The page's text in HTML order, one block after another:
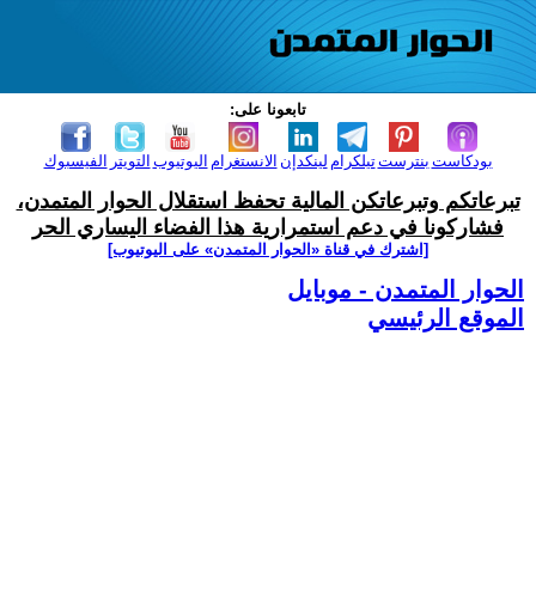
تابعونا على:
الفيسبوك التويتر اليوتيوب الانستغرام لينكدإن تيلكرامبنترست بودكاست
تبرعاتكم وتبرعاتكن المالية تحفظ استقلال الحوار المتمدن،
فشاركونا في دعم استمرارية هذا الفضاء اليساري الحر
[اشترك في قناة ‫«الحوار المتمدن» على اليوتيوب]
الحوار المتمدن - موبايل
الموقع الرئيسي